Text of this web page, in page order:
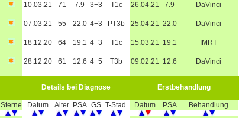
10.03.21 71 7.9 3+3 T1c 26.04.21 7.9 DaVinci
07.03.21 55 22.0 4+3 PT3b 25.04.21 22.0 DaVinci
18.12.20 64 19.1 4+3 T1c 15.03.21 19.1 IMRT
28.12.20 61 12.6 4+5 T3b 09.02.21 12.6 DaVinci
Details bei Diagnose Erstbehandlung
Sterne Datum Alter PSA GS T-Stad. Datum PSA Behandlung